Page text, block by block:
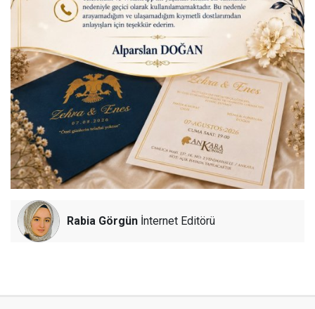
Rabia Görgün İnternet Editörü